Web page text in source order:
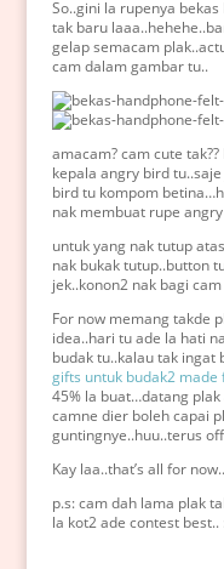
So..gini la rupenya
tak baru
gelap semacam
cam dalam gambar tu..
amacam? cam cute
kepala angry bird
bird tu kompom
nak membuat rupe
untuk yang nak tutup
nak bukak tutup..button
jek..konon2 nak bagi
For now memang takde
idea..hari tu ade la hati
budak tu..kalau tak ingat
gifts untuk budak2 made
45% la buat…datang
camne dier boleh capai
guntingnye..huu..terus
Kay laa..that’s all for
p.s: cam dah lama plak
la kot2 ade contest best..